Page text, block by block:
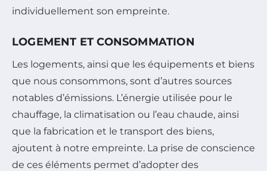
individuellement son empreinte.
LOGEMENT ET CONSOMMATION
Les logements, ainsi que les équipements et biens
que nous consommons, sont d’autres sources
notables d’émissions. L’énergie utilisée pour le
chauffage, la climatisation ou l’eau chaude, ainsi
que la fabrication et le transport des biens,
ajoutent à notre empreinte. La prise de conscience
de ces éléments permet d’adopter des